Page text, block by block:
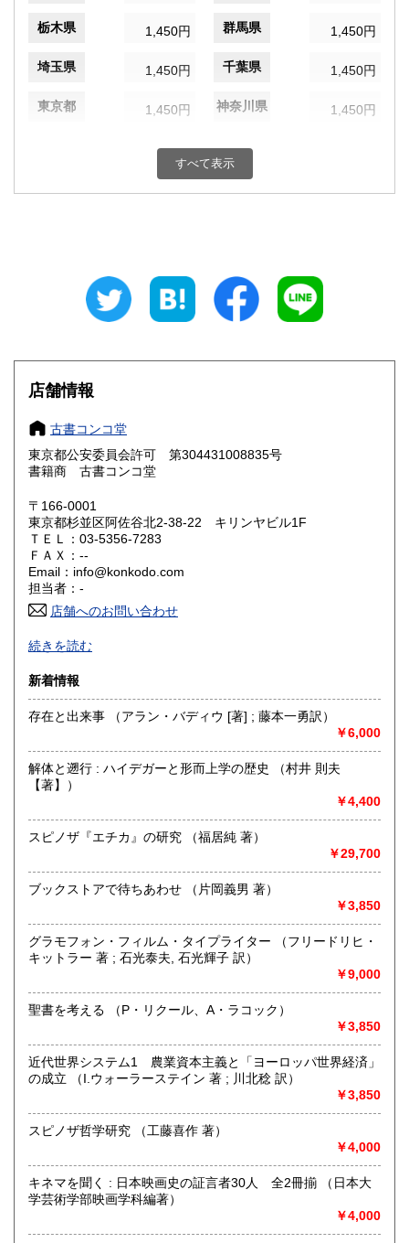
栃木県 1,450円 群馬県 1,450円
埼玉県 1,450円 千葉県 1,450円
東京都 1,450円 神奈川県 1,450円
1,450円 富山県
1,450円 三重県
大阪府
奈良県
鳥取県 1,650円 島根県
岡山県
山口県 1,650円
香川県
高知県 1,650円
佐賀県
熊本県 1,880円 大分県 1,880円
1,880円
沖縄県 2,550円
すべて表示
店舗情報
古書コンコ堂
東京都公安委員会許可 第304431008835号
書籍商 古書コンコ堂
〒166-0001
東京都杉並区阿佐谷北2-38-22 キリンヤビル1F
ＴＥＬ：03-5356-7283
ＦＡＸ：--
Email：info@konkodo.com
担当者：-
店舗へのお問い合わせ
阿佐ヶ谷駅 北口 徒歩５分！
音楽、文学、映画、思想、絵本、マンガ、美術、デザイン、
様々な本を取り揃えて皆様をお待ちしております。
沿線名：中央・総武線
営業時間：12～20時 / 土日祝は12～19時
定休日：火曜日
店頭にお持ちいただけましたら、その場で査定してお支払い
致します(担当者不在の場合はお預かりになります)。
趣味、サブカルチャー、古書一般（その他）
続きを読む
新着情報
存在と出来事 （アラン・バディウ [著] ; 藤本一勇訳）
￥6,000
解体と遡行 : ハイデガーと形而上学の歴史 （村井 則夫
【著】）
￥4,400
スピノザ『エチカ』の研究 （福居純 著）
￥29,700
ブックストアで待ちあわせ （片岡義男 著）
￥3,850
グラモフォン・フィルム・タイプライター （フリードリヒ・
キットラー 著 ; 石光泰夫, 石光輝子 訳）
￥9,000
聖書を考える （P・リクール、A・ラコック）
￥3,850
近代世界システム1 農業資本主義と「ヨーロッパ世界経済」
の成立 （I.ウォーラーステイン 著 ; 川北稔 訳）
￥3,850
スピノザ哲学研究 （工藤喜作 著）
￥4,000
キネマを聞く : 日本映画史の証言者30人 全2冊揃 （日本大
学芸術学部映画学科編著）
￥4,000